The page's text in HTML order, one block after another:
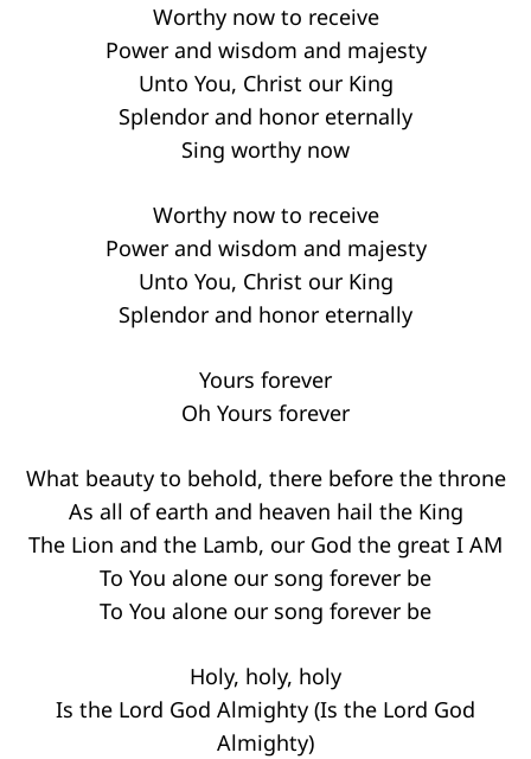
Worthy now to receive
Power and wisdom and majesty
Unto You, Christ our King
Splendor and honor eternally
Sing worthy now
Worthy now to receive
Power and wisdom and majesty
Unto You, Christ our King
Splendor and honor eternally
Yours forever
Oh Yours forever
What beauty to behold, there before the throne
As all of earth and heaven hail the King
The Lion and the Lamb, our God the great I AM
To You alone our song forever be
To You alone our song forever be
Holy, holy, holy
Is the Lord God Almighty (Is the Lord God
Almighty)